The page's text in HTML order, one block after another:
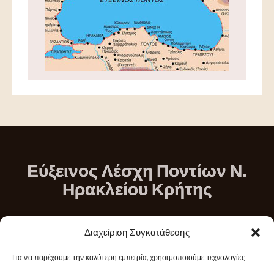
Διαχείριση Συγκατάθεσης
Για να παρέχουμε την καλύτερη εμπειρία, χρησιμοποιούμε τεχνολογίες
Εύξεινος Λέσχη Ποντίων Ν.
Ηρακλείου Κρήτης
Διεύθυνση